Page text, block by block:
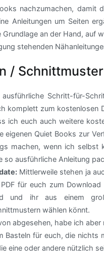
nachzumachen, damit
Anleitungen um Seiten
an der Hand, auf
stehenden
/
ausführliche Schritt-für-
komplett zum kostenlosen
ich euch auch weitere
eigenen Quiet Books zur
machen, wenn ich selbst
so ausführliche Anleitung
Mittlerweile stehen ja
für euch zum
und ihr aus einem
wählen könnt.
abgesehen, habe ich
Basteln für euch, die nichts
eine oder andere nützlich